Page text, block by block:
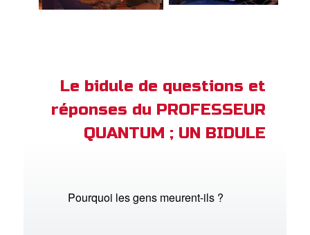
Le bidule de questions et
réponses du PROFESSEUR
QUANTUM ; UN BIDULE
Pourquoi les gens meurent-ils ?